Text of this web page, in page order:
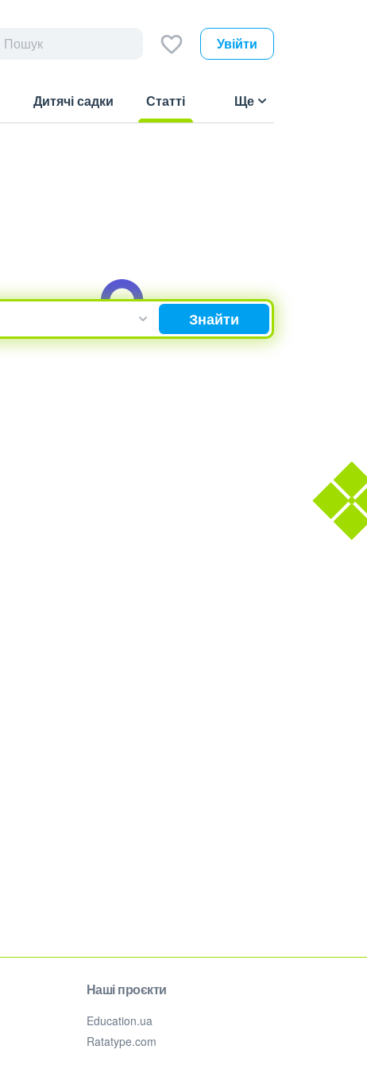
Увійти
Дитячі садки
Статті
Ще
Знайти
Наші проєкти
Education.ua
Ratatype.com